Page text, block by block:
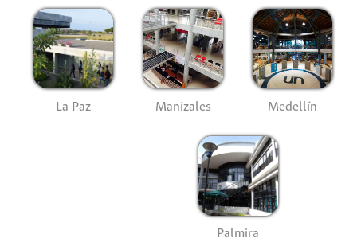
La Paz Manizales Medellín
Palmira